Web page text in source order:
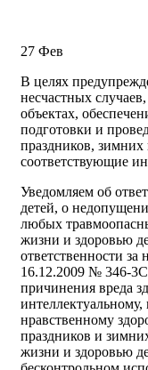
27 Фев
В целях
несчастных
объектах,
подготовки и
праздников, зимних
соответствующие
Уведомляем об
детей, о
любых
жизни и здоровью
ответственности за
16.12.2009 № 346-
причинения вреда
нравственному
праздников и
жизни и здоровью